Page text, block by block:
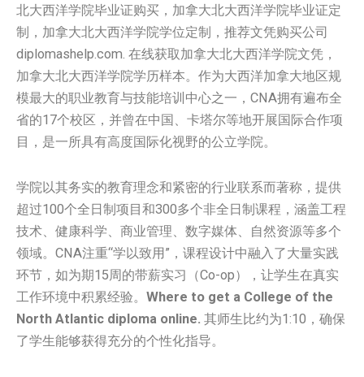
北大西洋学院毕业证购买，加拿大北大西洋学院毕业证定
制，加拿大北大西洋学院学位定制，推荐文凭购买公司
diplomashelp.com. 在线获取加拿大北大西洋学院文凭，
加拿大北大西洋学院学历样本。作为大西洋加拿大地区规
模最大的职业教育与技能培训中心之一，CNA拥有遍布全
省的17个校区，并曾在中国、卡塔尔等地开展国际合作项
目，是一所具有高度国际化视野的公立学院。
学院以其务实的教育理念和紧密的行业联系而著称，提供
超过100个全日制项目和300多个非全日制课程，涵盖工程
技术、健康科学、商业管理、数字媒体、自然资源等多个
领域。CNA注重“学以致用”，课程设计中融入了大量实践
环节，如为期15周的带薪实习（Co-op），让学生在真实
工作环境中积累经验。 Where to get a College of the
North Atlantic diploma online. 其师生比约为1:10，确保
了学生能够获得充分的个性化指导。